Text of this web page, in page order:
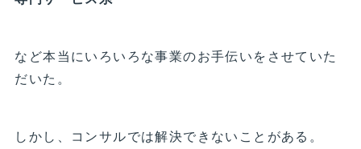
など本当にいろいろな事業のお手伝いをさせていた
だいた。
しかし、コンサルでは解決できないことがある。